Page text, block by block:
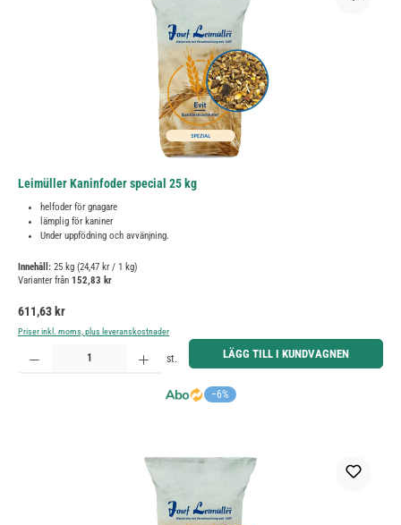
Leimüller Kaninfoder special 25 kg
helfoder för gnagare
lämplig för kaniner
Under uppfödning och avvänjning.
Innehåll: 25 kg (24,47 kr / 1 kg)
Varianter från 152,83 kr
Ordinarie pris:
611,63 kr
Priser inkl. moms, plus leveranskostnader
−6%
Produktkvantitet: Ange önskat belopp eller använd knapparna för att öka eller minska kvantiteten.
st. LÄGG TILL I KUNDVAGNEN